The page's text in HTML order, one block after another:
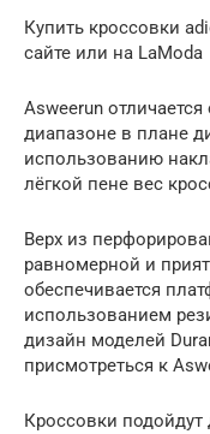
Купить кроссовки
сайте или на LaModa
Asweerun
диапазоне в плане
использованию
лёгкой пене вес
Верх из
равномерной и
обеспечивается
использованием
дизайн моделей
присмотреться к
Кроссовки